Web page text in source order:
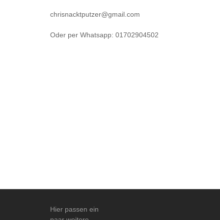
chrisnacktputzer@gmail.com
Oder per Whatsapp: 01702904502
Hier passen ein